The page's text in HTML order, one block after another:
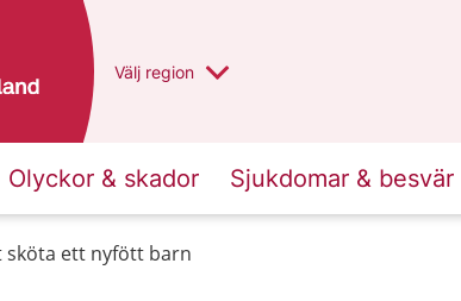
Du har valt region
Välj en annan
region
Olyckor & skador Sjukdomar & besvär
sköta ett nyfött barn